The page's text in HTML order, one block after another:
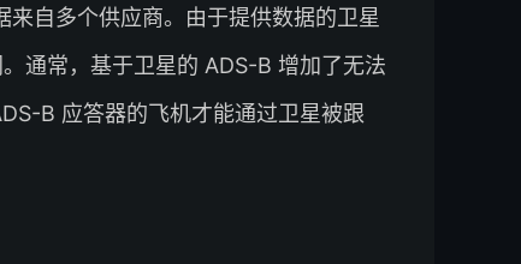
自多个供应商。由于提供数据的卫星
通常，基于卫星的 ADS-B 增加了无法
B 应答器的飞机才能通过卫星被跟